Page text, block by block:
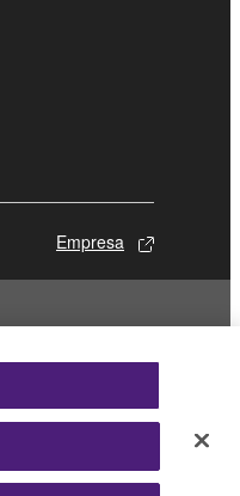
Empresa
© Yamaha Corporation.